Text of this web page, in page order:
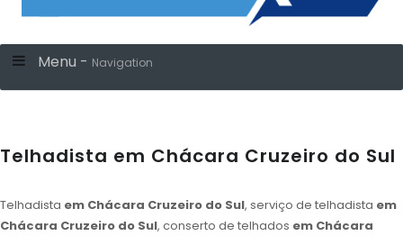
Menu - Navigation
Telhadista em Chácara Cruzeiro do Sul
Telhadista em Chácara Cruzeiro do Sul, serviço de telhadista em
Chácara Cruzeiro do Sul, conserto de telhados em Chácara